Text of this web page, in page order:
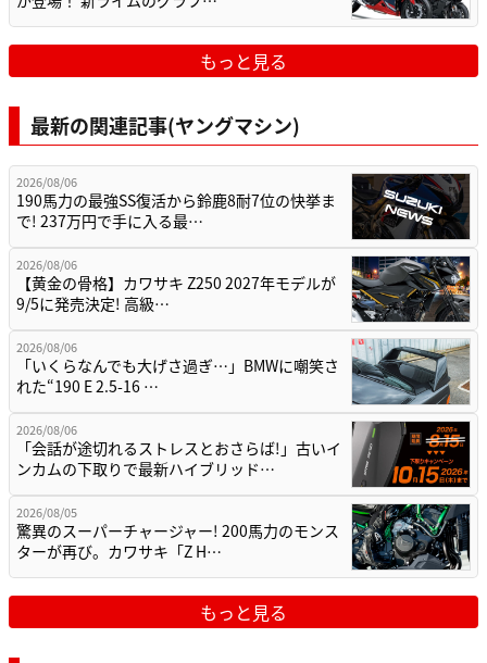
もっと見る
最新の関連記事(ヤングマシン)
2026/08/06
190馬力の最強SS復活から鈴鹿8耐7位の快挙ま
で! 237万円で手に入る最…
2026/08/06
【黄金の骨格】カワサキ Z250 2027年モデルが
9/5に発売決定! 高級…
2026/08/06
「いくらなんでも大げさ過ぎ…」BMWに嘲笑さ
れた“190 E 2.5-16 …
2026/08/06
「会話が途切れるストレスとおさらば!」古いイ
ンカムの下取りで最新ハイブリッド…
2026/08/05
驚異のスーパーチャージャー! 200馬力のモンス
ターが再び。カワサキ「Z H…
もっと見る